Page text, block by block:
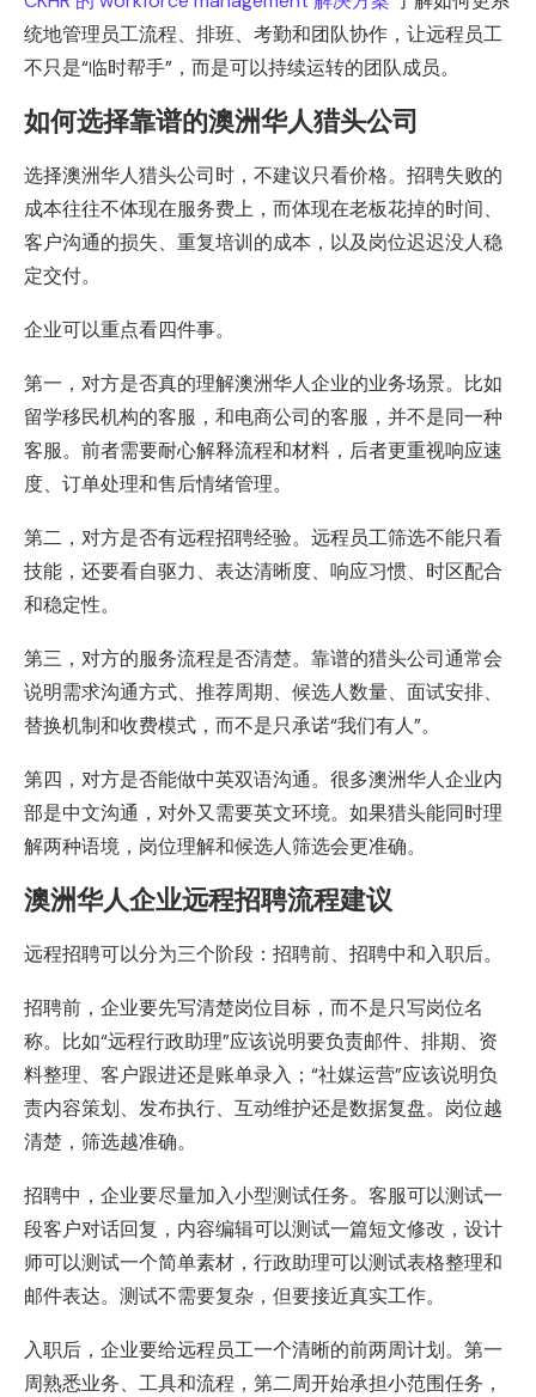
统地管理员工流程、排班、考勤和团队协作，让远程员工
不只是“临时帮手”，而是可以持续运转的团队成员。
如何选择靠谱的澳洲华人猎头公司
选择澳洲华人猎头公司时，不建议只看价格。招聘失败的
成本往往不体现在服务费上，而体现在老板花掉的时间、
客户沟通的损失、重复培训的成本，以及岗位迟迟没人稳
定交付。
企业可以重点看四件事。
第一，对方是否真的理解澳洲华人企业的业务场景。比如
留学移民机构的客服，和电商公司的客服，并不是同一种
客服。前者需要耐心解释流程和材料，后者更重视响应速
度、订单处理和售后情绪管理。
第二，对方是否有远程招聘经验。远程员工筛选不能只看
技能，还要看自驱力、表达清晰度、响应习惯、时区配合
和稳定性。
第三，对方的服务流程是否清楚。靠谱的猎头公司通常会
说明需求沟通方式、推荐周期、候选人数量、面试安排、
替换机制和收费模式，而不是只承诺“我们有人”。
第四，对方是否能做中英双语沟通。很多澳洲华人企业内
部是中文沟通，对外又需要英文环境。如果猎头能同时理
解两种语境，岗位理解和候选人筛选会更准确。
澳洲华人企业远程招聘流程建议
远程招聘可以分为三个阶段：招聘前、招聘中和入职后。
招聘前，企业要先写清楚岗位目标，而不是只写岗位名
称。比如“远程行政助理”应该说明要负责邮件、排期、资
料整理、客户跟进还是账单录入；“社媒运营”应该说明负
责内容策划、发布执行、互动维护还是数据复盘。岗位越
清楚，筛选越准确。
招聘中，企业要尽量加入小型测试任务。客服可以测试一
段客户对话回复，内容编辑可以测试一篇短文修改，设计
师可以测试一个简单素材，行政助理可以测试表格整理和
邮件表达。测试不需要复杂，但要接近真实工作。
入职后，企业要给远程员工一个清晰的前两周计划。第一
周熟悉业务、工具和流程，第二周开始承担小范围任务，